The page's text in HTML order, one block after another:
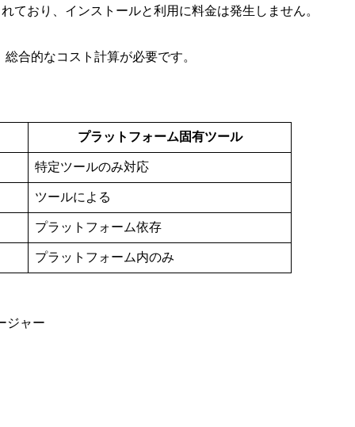
ており、インストールと利用に料金は発生しません。
合的なコスト計算が必要です。
プラットフォーム固有ツール
特定ツールのみ対応
ツールによる
プラットフォーム依存
プラットフォーム内のみ
ジャー